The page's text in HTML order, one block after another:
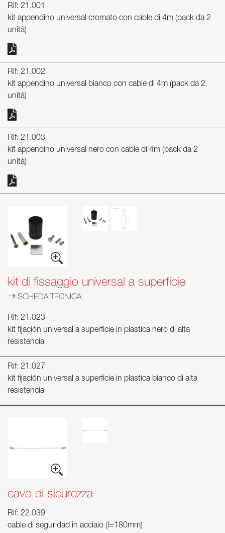
Rif: 21.001
kit appendino universal cromato con cable di 4m (pack da 2
unità)
Rif: 21.002
kit appendino universal bianco con cable di 4m (pack da 2
unità)
Rif: 21.003
kit appendino universal nero con cable di 4m (pack da 2
unità)
kit di fissaggio universal a superficie
SCHEDA TECNICA
Rif: 21.023
kit fijación universal a superficie in plastica nero di alta
resistencia
Rif: 21.027
kit fijación universal a superficie in plastica bianco di alta
resistencia
cavo di sicurezza
Rif: 22.039
cable di seguridad in acciaio (l=180mm)